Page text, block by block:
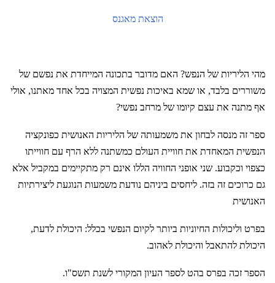
הוצאת מאגנס
מהי הליריות של הנפש? האם מדובר בתכונה המייחדת את נפשם של
משוררים בלבד, או שמא באיכות נפשית המצויה בכל אחד מאתנו, אולי
אף מתנה את עצם קיומו של מרחב נפשי?
ספר זה מנסה לבחון את משמעותה של הליריות האנושית כפונקציה
הנפשית המאחדת את חוויית העולם כמשתנה ללא הרף עם חווייתו
כצפוי וכקבוע. שני אופני החוויה הללו אינם רק מתקיימים במקביל אלא
גם כרוכים זה בזה. ליחסים ביניהם נודעת משמעות הנוגעת ליצירתיות
האנושית
בפרט וליכולות החיוניות ביותר לקיום הנפשי בכלל: היכולת לדעת,
היכולת להתאבל והיכולת לאהוב.
הספר זכה בפרס בהט לספר העיון המקורי לשנת תשס"ו.